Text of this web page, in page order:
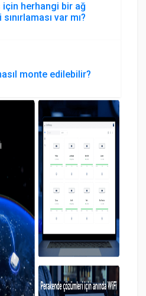
için herhangi bir ağ
var mı?
monte edilebilir?